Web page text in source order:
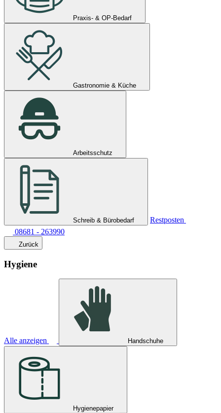
Praxis- & OP-Bedarf
Gastronomie & Küche
Arbeitsschutz
Schreib & Bürobedarf
Restposten
08681 - 263990
Zurück
Hygiene
Alle anzeigen Handschuhe
Hygienepapier